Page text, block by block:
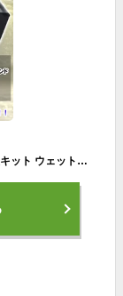
DOPES ウエットスーツリペアキット ウェット修理キット ウェットボンド ウエットボンド 修理セット